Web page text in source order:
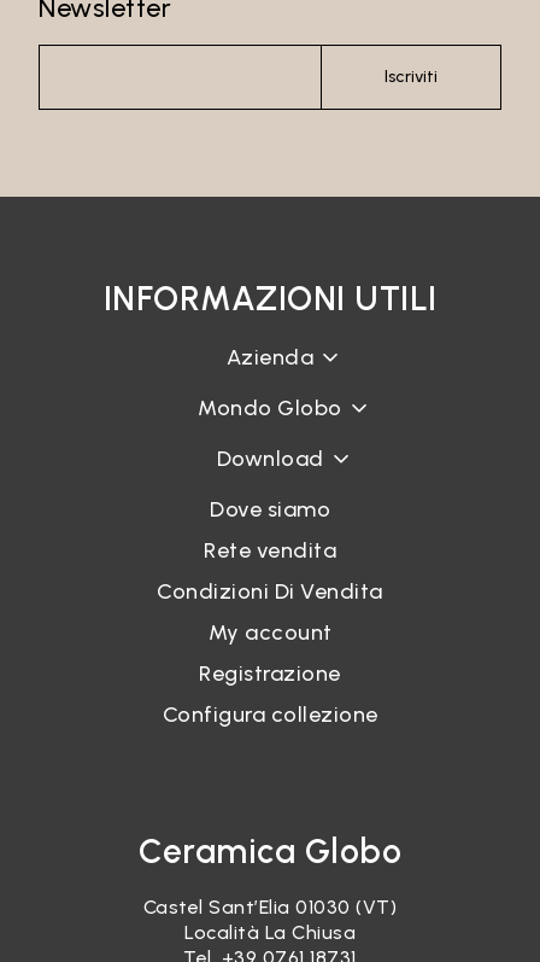
Newsletter
Iscriviti
INFORMAZIONI UTILI
Azienda
Mondo Globo
Download
Dove siamo
Rete vendita
Condizioni Di Vendita
My account
Registrazione
Configura collezione
Ceramica Globo
Castel Sant’Elia 01030 (VT)
Località La Chiusa